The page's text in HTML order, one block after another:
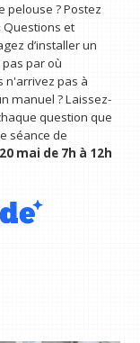
pelouse ? Postez
et
d’installer un
par où
n'arrivez pas à
manuel ? Laissez-
question que
séance de
mai de 7h à 12h